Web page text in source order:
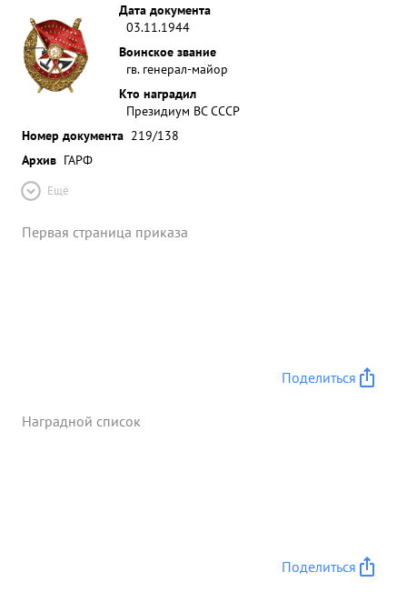
Дата документа
03.11.1944
Воинское звание
гв. генерал-майор
Кто наградил
Президиум ВС СССР
Номер документа 219/138
Архив ГАРФ
Ещё
Первая страница приказа
Поделиться
Наградной список
Поделиться